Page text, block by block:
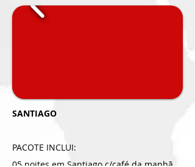
SANTIAGO
PACOTE INCLUI:
05 noites em Santiago c/café da manhã